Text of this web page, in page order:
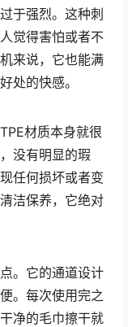
于强烈。这种刺
觉得害怕或者不
来说，它也能满
处的快感。
材质本身就很
没有明显的瑕
任何损坏或者变
洁保养，它绝对
。它的通道设计
。每次使用完之
净的毛巾擦干就